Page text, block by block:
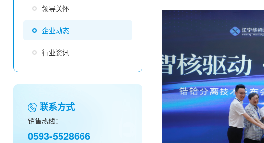
领导关怀
企业动态
行业资讯
联系方式
销售热线：
0593-5528666
致远——三祥新材2021年度总结暨
材2021年度总结暨表彰大会拉开帷幕。会议
的成绩，表彰先进，分享经验，展望未来。
奖人员及员工代表共300多人参加会议。 会
经理夏鹏对全体三祥同仁一年来的努力和做
定和感谢，号召全体同仁以先进模范为榜